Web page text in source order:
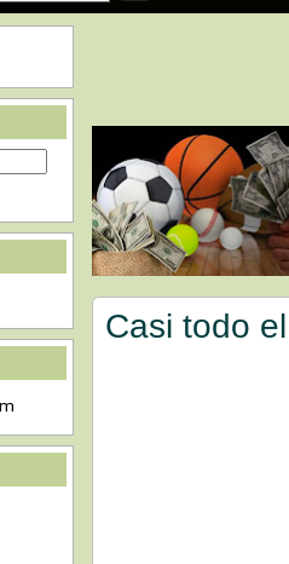
Casi todo